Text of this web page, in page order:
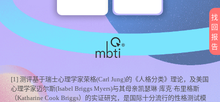
[1] 测评基于瑞士心理学家荣格(Carl Jung)的《人格分类》理论，及美国
心理学家迈尔斯(Isabel Briggs Myers)与其母亲凯瑟琳·库克·布里格斯
（Katharine Cook Briggs）的实证研究，是国际十分流行的性格测试模
找
回
报
告